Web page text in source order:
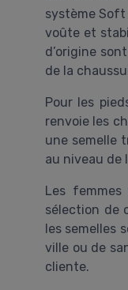
système Soft
voûte et
d’origine
de la
Pour les
renvoie les
une semelle
au niveau de
Les
sélection de
les semelles
ville ou de
cliente.